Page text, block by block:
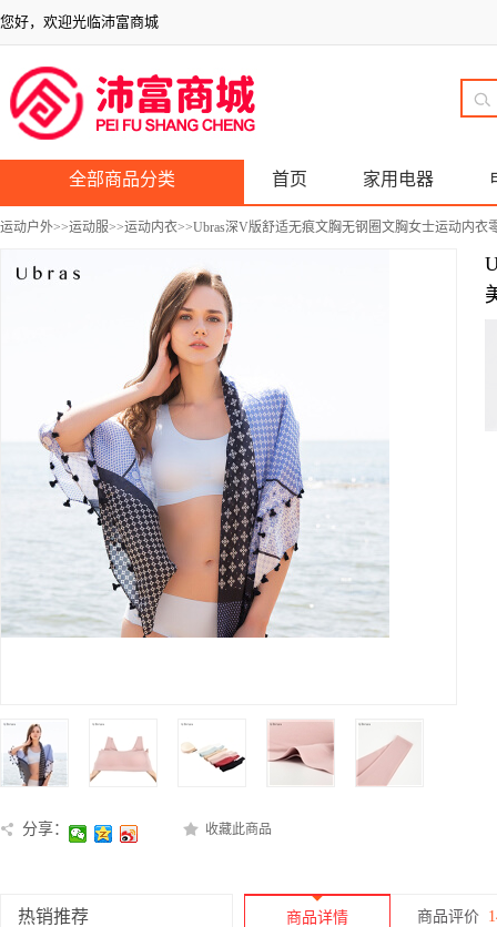
您好，欢迎光临沛富商城
全部商品分类 首页 家用电器
运动户外>>运动服>>运动内衣>>Ubras深V版舒适无痕文胸无钢圈文胸女士运动内
分享： 收藏此商品
热销推荐 商品详情 商品评价